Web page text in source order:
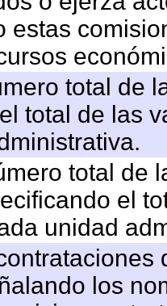
estas
total de
total de las
total de
el
unidad
los